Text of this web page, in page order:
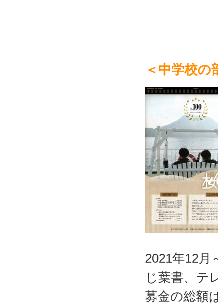
＜中学校
2021年12月
じ葉書、テ
募金の総額